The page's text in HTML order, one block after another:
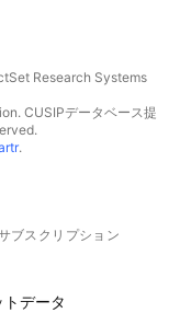
Research Systems
CUSIPデータベース提
.
ブスクリプション
データ